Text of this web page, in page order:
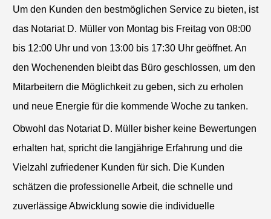
Um den Kunden den bestmöglichen Service zu bieten, ist
das Notariat D. Müller von Montag bis Freitag von 08:00
bis 12:00 Uhr und von 13:00 bis 17:30 Uhr geöffnet. An
den Wochenenden bleibt das Büro geschlossen, um den
Mitarbeitern die Möglichkeit zu geben, sich zu erholen
und neue Energie für die kommende Woche zu tanken.
Obwohl das Notariat D. Müller bisher keine Bewertungen
erhalten hat, spricht die langjährige Erfahrung und die
Vielzahl zufriedener Kunden für sich. Die Kunden
schätzen die professionelle Arbeit, die schnelle und
zuverlässige Abwicklung sowie die individuelle